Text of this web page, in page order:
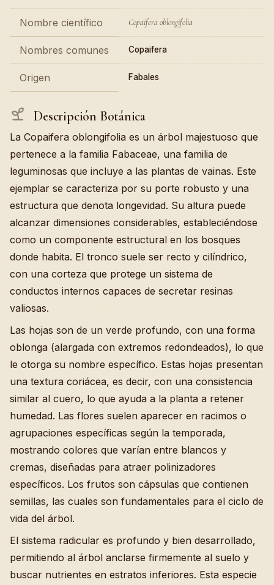
Nombre científico Copaifera oblongifolia
Nombres comunes Copaifera
Origen Fabales
Descripción Botánica
La Copaifera oblongifolia es un árbol majestuoso que
pertenece a la familia Fabaceae, una familia de
leguminosas que incluye a las plantas de vainas. Este
ejemplar se caracteriza por su porte robusto y una
estructura que denota longevidad. Su altura puede
alcanzar dimensiones considerables, estableciéndose
como un componente estructural en los bosques
donde habita. El tronco suele ser recto y cilíndrico,
con una corteza que protege un sistema de
conductos internos capaces de secretar resinas
valiosas.
Las hojas son de un verde profundo, con una forma
oblonga (alargada con extremos redondeados), lo que
le otorga su nombre específico. Estas hojas presentan
una textura coriácea, es decir, con una consistencia
similar al cuero, lo que ayuda a la planta a retener
humedad. Las flores suelen aparecer en racimos o
agrupaciones específicas según la temporada,
mostrando colores que varían entre blancos y
cremas, diseñadas para atraer polinizadores
específicos. Los frutos son cápsulas que contienen
semillas, las cuales son fundamentales para el ciclo de
vida del árbol.
El sistema radicular es profundo y bien desarrollado,
permitiendo al árbol anclarse firmemente al suelo y
buscar nutrientes en estratos inferiores. Esta especie